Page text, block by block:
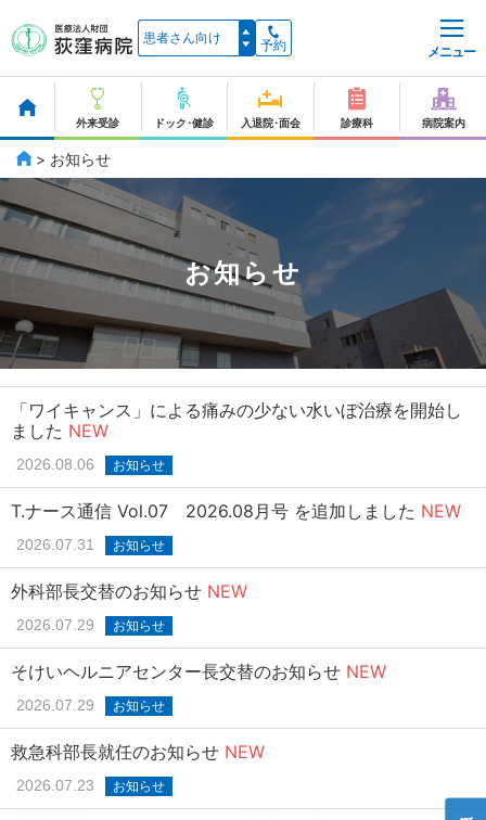
予約 メニュー
外来受診 ドック･健診 入退院･面会 診療科 病院案内
> お知らせ
お知らせ
「ワイキャンス」による痛みの少ない水いぼ治療を開始し
ました NEW
2026.08.06 お知らせ
T.ナース通信 Vol.07 2026.08月号 を追加しました NEW
2026.07.31 お知らせ
外科部長交替のお知らせ NEW
2026.07.29 お知らせ
そけいヘルニアセンター長交替のお知らせ NEW
2026.07.29 お知らせ
救急科部長就任のお知らせ NEW
2026.07.23 お知らせ